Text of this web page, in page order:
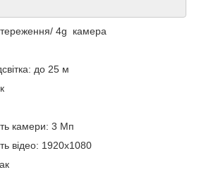
4g камера
до 25 м
камери: 3 Мп
відео: 1920х1080